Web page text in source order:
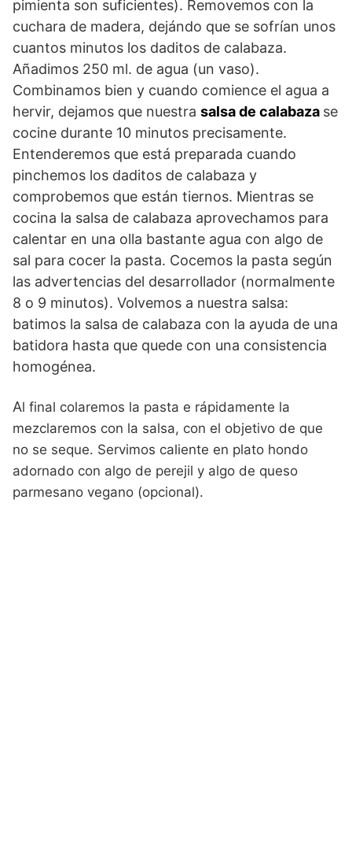
pimienta son suficientes). Removemos con la
cuchara de madera, dejándo que se sofrían unos
cuantos minutos los daditos de calabaza.
Añadimos 250 ml. de agua (un vaso).
Combinamos bien y cuando comience el agua a
hervir, dejamos que nuestra salsa de calabaza se
cocine durante 10 minutos precisamente.
Entenderemos que está preparada cuando
pinchemos los daditos de calabaza y
comprobemos que están tiernos. Mientras se
cocina la salsa de calabaza aprovechamos para
calentar en una olla bastante agua con algo de
sal para cocer la pasta. Cocemos la pasta según
las advertencias del desarrollador (normalmente
8 o 9 minutos). Volvemos a nuestra salsa:
batimos la salsa de calabaza con la ayuda de una
batidora hasta que quede con una consistencia
homogénea.
Al final colaremos la pasta e rápidamente la
mezclaremos con la salsa, con el objetivo de que
no se seque. Servimos caliente en plato hondo
adornado con algo de perejil y algo de queso
parmesano vegano (opcional).